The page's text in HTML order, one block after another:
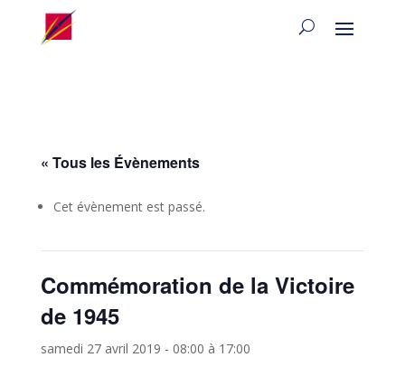
« Tous les Évènements
Cet évènement est passé.
Commémoration de la Victoire
de 1945
samedi 27 avril 2019 - 08:00 à 17:00